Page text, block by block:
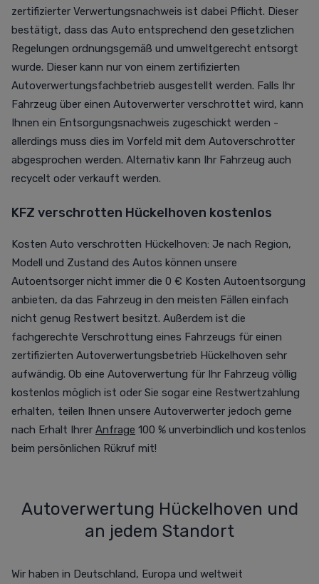
zertifizierter Verwertungsnachweis ist dabei Pflicht. Dieser
bestätigt, dass das Auto entsprechend den gesetzlichen
Regelungen ordnungsgemäß und umweltgerecht entsorgt
wurde. Dieser kann nur von einem zertifizierten
Autoverwertungsfachbetrieb ausgestellt werden. Falls Ihr
Fahrzeug über einen Autoverwerter verschrottet wird, kann
Ihnen ein Entsorgungsnachweis zugeschickt werden -
allerdings muss dies im Vorfeld mit dem Autoverschrotter
abgesprochen werden. Alternativ kann Ihr Fahrzeug auch
recycelt oder verkauft werden.
KFZ verschrotten Hückelhoven kostenlos
Kosten Auto verschrotten Hückelhoven: Je nach Region,
Modell und Zustand des Autos können unsere
Autoentsorger nicht immer die 0 € Kosten Autoentsorgung
anbieten, da das Fahrzeug in den meisten Fällen einfach
nicht genug Restwert besitzt. Außerdem ist die
fachgerechte Verschrottung eines Fahrzeugs für einen
zertifizierten Autoverwertungsbetrieb Hückelhoven sehr
aufwändig. Ob eine Autoverwertung für Ihr Fahrzeug völlig
kostenlos möglich ist oder Sie sogar eine Restwertzahlung
erhalten, teilen Ihnen unsere Autoverwerter jedoch gerne
nach Erhalt Ihrer Anfrage 100 % unverbindlich und kostenlos
beim persönlichen Rükruf mit!
Autoverwertung Hückelhoven und
an jedem Standort
Wir haben in Deutschland, Europa und weltweit